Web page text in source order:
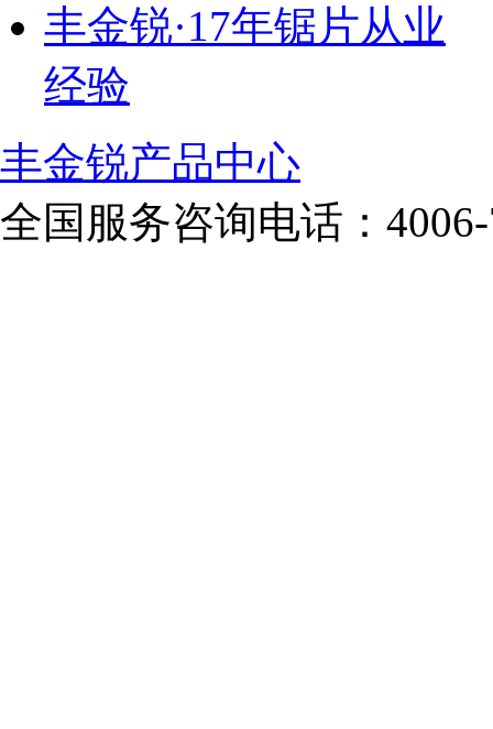
丰金锐·17年锯片从业
经验
丰金锐产品中心
全国服务咨询电话：